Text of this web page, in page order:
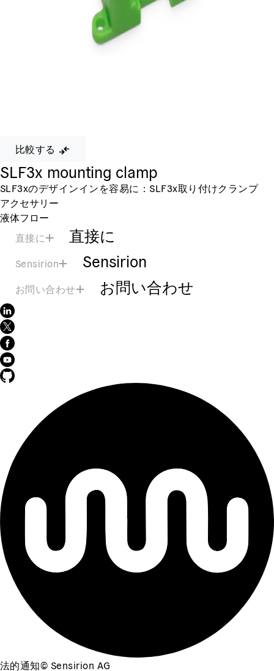
比較する
SLF3x mounting clamp
SLF3xのデザインインを容易に：SLF3x取り付けクランプ
アクセサリー
液体フロー
直接に
直接に
Sensirion Sensirion
お問い合わせ お問い合わせ
法的通知© Sensirion AG